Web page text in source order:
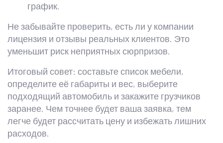
график.
Не забывайте проверить, есть ли у компании
лицензия и отзывы реальных клиентов. Это
уменьшит риск неприятных сюрпризов.
Итоговый совет: составьте список мебели,
определите её габариты и вес, выберите
подходящий автомобиль и закажите грузчиков
заранее. Чем точнее будет ваша заявка, тем
легче будет рассчитать цену и избежать лишних
расходов.